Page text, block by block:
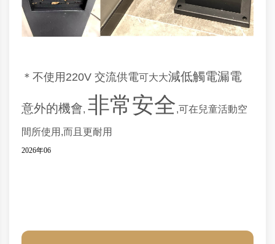
＊不使用220V 交流供電可大大減低觸電漏電
意外的機會, 非常安全,可在兒童活動空
間所使用,而且更耐用
2026年06